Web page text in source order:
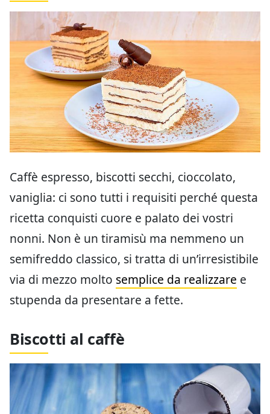
Caffè espresso, biscotti secchi, cioccolato,
vaniglia: ci sono tutti i requisiti perché questa
ricetta conquisti cuore e palato dei vostri
nonni. Non è un tiramisù ma nemmeno un
semifreddo classico, si tratta di un’irresistibile
via di mezzo molto semplice da realizzare e
stupenda da presentare a fette.
Biscotti al caffè